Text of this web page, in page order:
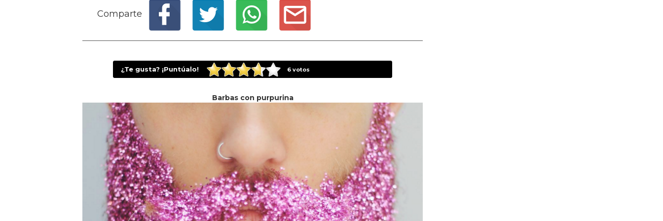
Comparte
¿Te gusta? ¡Puntúalo! 6 votos
Barbas con purpurina